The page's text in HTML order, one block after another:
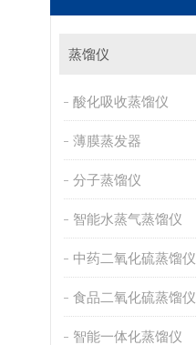
蒸馏仪
酸化吸收蒸馏仪
薄膜蒸发器
分子蒸馏仪
智能水蒸气蒸馏仪
中药二氧化硫蒸馏仪
食品二氧化硫蒸馏仪
智能一体化蒸馏仪